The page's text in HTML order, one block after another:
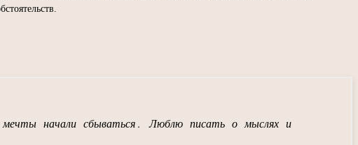
мечты начали сбываться. Люблю писать о мыслях и